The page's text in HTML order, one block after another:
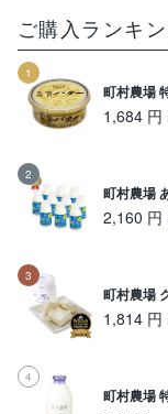
ご購入ランキ
町村農場
1,684 円
町村農場
2,160 円
町村農場
1,814 円
町村農場